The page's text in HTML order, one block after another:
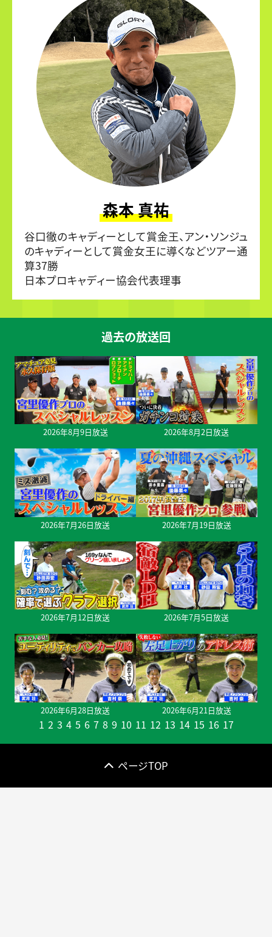
森本 真祐
谷口徹のキャディーとして賞金王、アン・ソンジュ
のキャディーとして賞金女王に導くなどツアー通
算37勝
日本プロキャディー協会代表理事
過去の放送回
2026年8月9日放送 2026年8月2日放送
2026年7月26日放送 2026年7月19日放送
2026年7月12日放送 2026年7月5日放送
2026年6月28日放送 2026年6月21日放送
1 2 3 4 5 6 7 8 9 10 11 12 13 14 15 16 17
ページTOP